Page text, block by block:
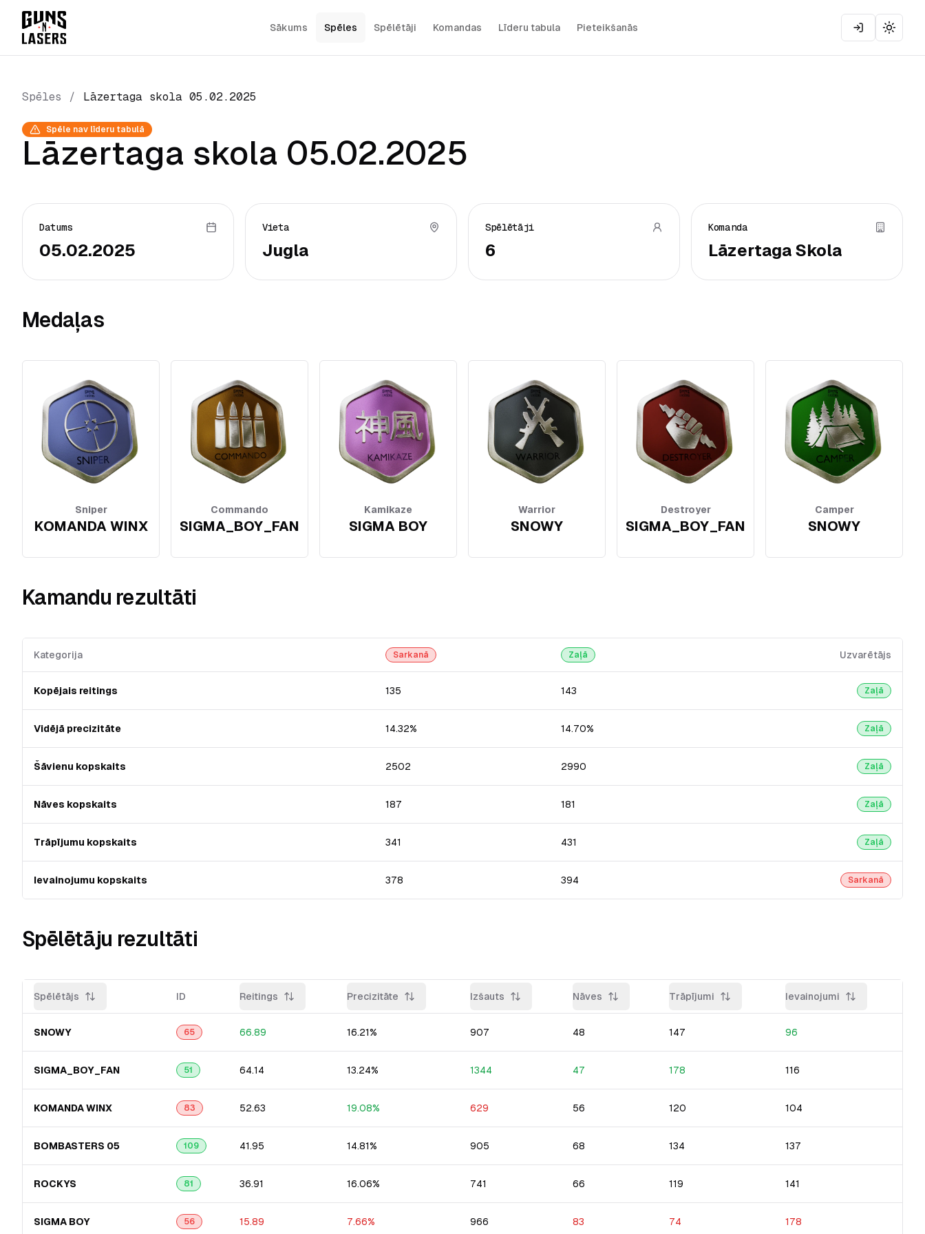
Sākums Spēles Spēlētāji Komandas Līderu tabula Pieteikšanās
Toggle
Spēles / Lāzertaga skola 05.02.2025
Spēle nav līderu tabulā
Lāzertaga skola 05.02.2025
Datums
05.02.2025
Vieta
Jugla
Spēlētāji
6
Komanda
Lāzertaga Skola
Medaļas
Sniper
KOMANDA WINX
Commando
SIGMA_BOY_FAN
Kamikaze
SIGMA BOY
Warrior
SNOWY
Destroyer
SIGMA_BOY_FAN
Camper
SNOWY
Kamandu rezultāti
Kategorija Sarkanā Zaļā Uzvarētājs
Kopējais reitings 135 143 Zaļā
Vidējā precizitāte 14.32% 14.70% Zaļā
Šāvienu kopskaits 2502 2990 Zaļā
Nāves kopskaits 187 181 Zaļā
Trāpījumu kopskaits 341 431 Zaļā
Ievainojumu kopskaits 378 394 Sarkanā
Spēlētāju rezultāti
Spēlētājs ID Reitings Precizitāte Izšauts Nāves Trāpījumi Ievainojumi
SNOWY 65 66.89 16.21% 907 48 147 96
SIGMA_BOY_FA​N 51 64.14 13.24% 1344 47 178 116
KOMANDA WINX 83 52.63 19.08% 629 56 120 104
BOMBASTERS 05 109 41.95 14.81% 905 68 134 137
ROCKYS 81 36.91 16.06% 741 66 119 141
SIGMA BOY 56 15.89 7.66% 966 83 74 178